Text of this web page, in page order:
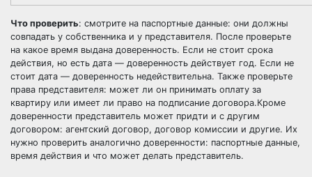
Что проверить: смотрите на паспортные данные: они должны
совпадать у собственника и у представителя. После проверьте
на какое время выдана доверенность. Если не стоит срока
действия, но есть дата — доверенность действует год. Если не
стоит дата — доверенность недействительна. Также проверьте
права представителя: может ли он принимать оплату за
квартиру или имеет ли право на подписание договора.Кроме
доверенности представитель может придти и с другим
договором: агентский договор, договор комиссии и другие. Их
нужно проверить аналогично доверенности: паспортные данные,
время действия и что может делать представитель.